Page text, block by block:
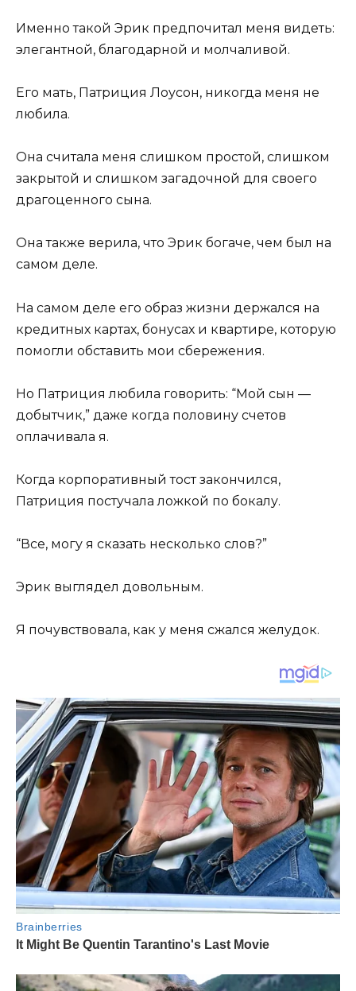
Именно такой Эрик предпочитал меня видеть:
элегантной, благодарной и молчаливой.
Его мать, Патриция Лоусон, никогда меня не
любила.
Она считала меня слишком простой, слишком
закрытой и слишком загадочной для своего
драгоценного сына.
Она также верила, что Эрик богаче, чем был на
самом деле.
На самом деле его образ жизни держался на
кредитных картах, бонусах и квартире, которую
помогли обставить мои сбережения.
Но Патриция любила говорить: “Мой сын —
добытчик,” даже когда половину счетов
оплачивала я.
Когда корпоративный тост закончился,
Патриция постучала ложкой по бокалу.
“Все, могу я сказать несколько слов?”
Эрик выглядел довольным.
Я почувствовала, как у меня сжался желудок.